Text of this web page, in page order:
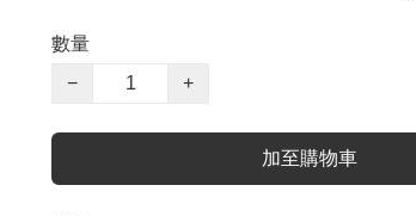
數量
−
+
加至購物車